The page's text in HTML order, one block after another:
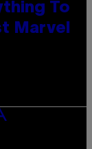
To
Marvel